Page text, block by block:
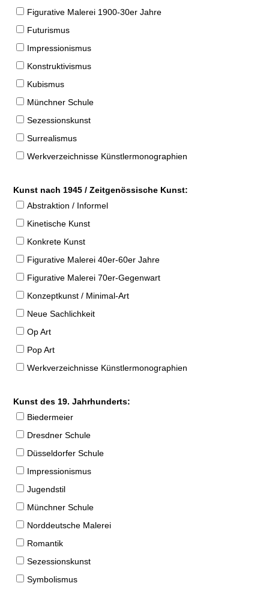
Figurative Malerei 1900-30er Jahre
Futurismus
Impressionismus
Konstruktivismus
Kubismus
Münchner Schule
Sezessionskunst
Surrealismus
Werkverzeichnisse Künstlermonographien
Kunst nach 1945 / Zeitgenössische Kunst:
Abstraktion / Informel
Kinetische Kunst
Konkrete Kunst
Figurative Malerei 40er-60er Jahre
Figurative Malerei 70er-Gegenwart
Konzeptkunst / Minimal-Art
Neue Sachlichkeit
Op Art
Pop Art
Werkverzeichnisse Künstlermonographien
Kunst des 19. Jahrhunderts:
Biedermeier
Dresdner Schule
Düsseldorfer Schule
Impressionismus
Jugendstil
Münchner Schule
Norddeutsche Malerei
Romantik
Sezessionskunst
Symbolismus